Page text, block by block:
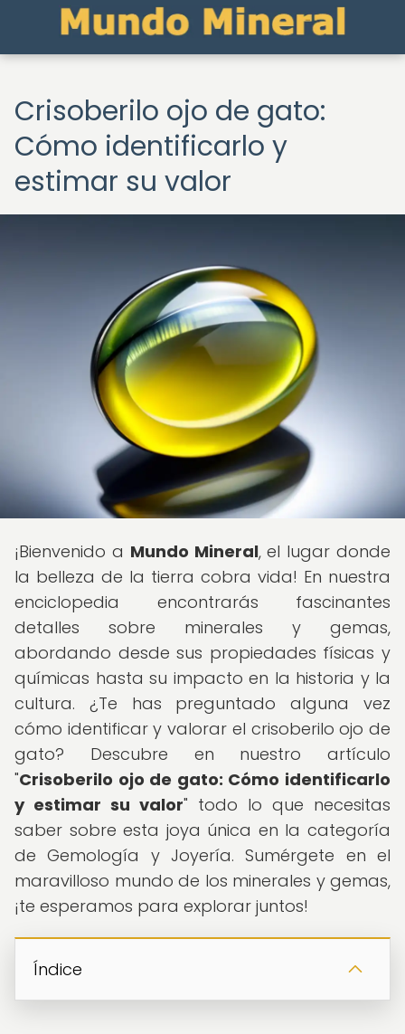
Crisoberilo ojo de gato:
Cómo identificarlo y
estimar su valor
¡Bienvenido a Mundo Mineral, el lugar donde
la belleza de la tierra cobra vida! En nuestra
enciclopedia encontrarás fascinantes
detalles sobre minerales y gemas,
abordando desde sus propiedades físicas y
químicas hasta su impacto en la historia y la
cultura. ¿Te has preguntado alguna vez
cómo identificar y valorar el crisoberilo ojo de
gato? Descubre en nuestro artículo
"Crisoberilo ojo de gato: Cómo identificarlo
y estimar su valor" todo lo que necesitas
saber sobre esta joya única en la categoría
de Gemología y Joyería. Sumérgete en el
maravilloso mundo de los minerales y gemas,
¡te esperamos para explorar juntos!
Índice